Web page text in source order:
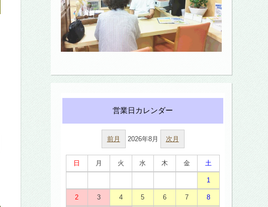
前月 2026年8月 次月
日 月 火 水 木 金 土
1
2 3 4 5 6 7 8